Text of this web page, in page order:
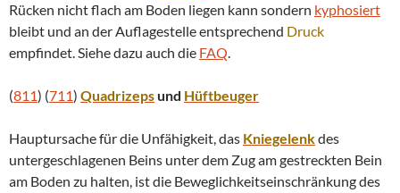
Rücken nicht flach am Boden liegen kann sondern kyphosiert
bleibt und an der Auflagestelle entsprechend Druck
empfindet. Siehe dazu auch die FAQ.
(811) (711) Quadrizepsund Hüftbeuger
Hauptursache für die Unfähigkeit, das Kniegelenkdes
untergeschlagenen Beins unter dem Zug am gestreckten Bein
am Boden zu halten, ist die Beweglichkeitseinschränkung des